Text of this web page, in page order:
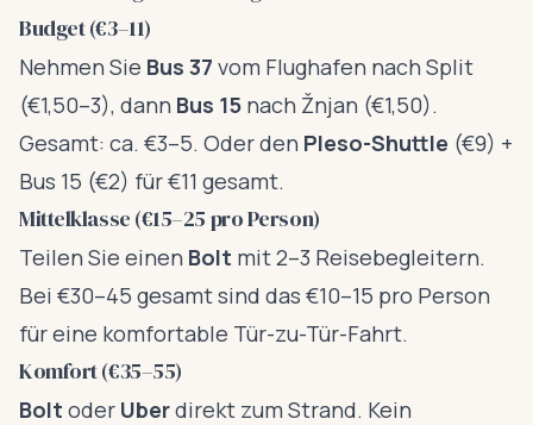
Budget (€3–11)
Nehmen Sie Bus 37 vom Flughafen nach Split
(€1,50–3), dann Bus 15 nach Žnjan (€1,50).
Gesamt: ca. €3–5. Oder den Pleso-Shuttle (€9) +
Bus 15 (€2) für €11 gesamt.
Mittelklasse (€15–25 pro Person)
Teilen Sie einen Bolt mit 2–3 Reisebegleitern.
Bei €30–45 gesamt sind das €10–15 pro Person
für eine komfortable Tür-zu-Tür-Fahrt.
Komfort (€35–55)
Bolt oder Uberdirekt zum Strand. Kein